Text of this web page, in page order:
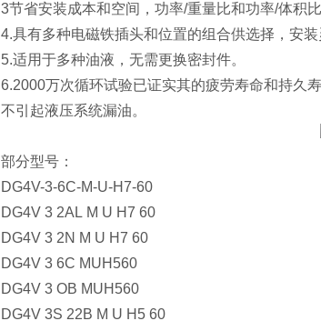
3节省安装成本和空间，功率/重量比和功率/体积比
4.具有多种电磁铁插头和位置的组合供选择，安装
5.适用于多种油液，无需更换密封件。
6.2000万次循环试验已证实其的疲劳寿命和持久
不引起液压系统漏油。
部分型号：
DG4V-3-6C-M-U-H7-60
DG4V 3 2AL M U H7 60
DG4V 3 2N M U H7 60
DG4V 3 6C MUH560
DG4V 3 OB MUH560
DG4V 3S 22B M U H5 60